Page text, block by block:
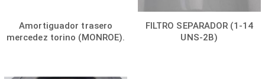
Amortiguador trasero
mercedez torino (MONROE).
FILTRO SEPARADOR (1-14
UNS-2B)